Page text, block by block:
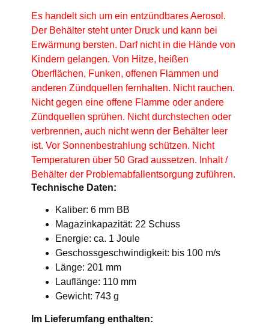
Es handelt sich um ein entzündbares Aerosol.
Der Behälter steht unter Druck und kann bei
Erwärmung bersten. Darf nicht in die Hände von
Kindern gelangen. Von Hitze, heißen
Oberflächen, Funken, offenen Flammen und
anderen Zündquellen fernhalten. Nicht rauchen.
Nicht gegen eine offene Flamme oder andere
Zündquellen sprühen. Nicht durchstechen oder
verbrennen, auch nicht wenn der Behälter leer
ist. Vor Sonnenbestrahlung schützen. Nicht
Temperaturen über 50 Grad aussetzen. Inhalt /
Behälter der Problemabfallentsorgung zuführen.
Technische Daten:
Kaliber: 6 mm BB
Magazinkapazität: 22 Schuss
Energie: ca. 1 Joule
Geschossgeschwindigkeit: bis 100 m/s
Länge: 201 mm
Lauflänge: 110 mm
Gewicht: 743 g
Im Lieferumfang enthalten: